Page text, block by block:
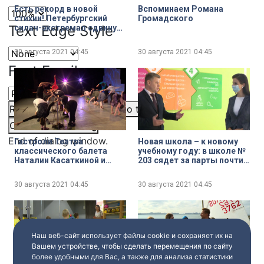
Text Edge Style
Font Family
Resetrestore all settings to the default values Done
Close Modal Dialog
End of dialog window.
Есть рекорд в новой
стихии! Петербургский
силач-экстремал сдвинул
с места боевой корабль
30 августа 2021 04:45
Вспоминаем Романа
Громадского
30 августа 2021 04:45
Гастроли Театра
классического балета
Наталии Касаткиной и
30 августа 2021 04:45
Новая школа – к новому
учебному году: в школе №
203 сядет за парты почти
30 августа 2021 04:45
Наш веб-сайт использует файлы cookie и сохраняет их на
Вашем устройстве, чтобы сделать перемещения по сайту
более удобными для Вас, а также для анализа статистики